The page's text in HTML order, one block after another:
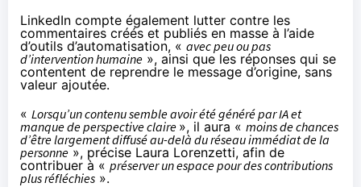
LinkedIn compte également lutter contre les
commentaires créés et publiés en masse à l’aide
d’outils d’automatisation, « avec peu ou pas
d’intervention humaine », ainsi que les réponses qui se
contentent de reprendre le message d’origine, sans
valeur ajoutée.
« Lorsqu’un contenu semble avoir été généré par IA et
manque de perspective claire », il aura « moins de chances
d’être largement diffusé au-delà du réseau immédiat de la
personne », précise Laura Lorenzetti, afin de
contribuer à « préserver un espace pour des contributions
plus réfléchies ».